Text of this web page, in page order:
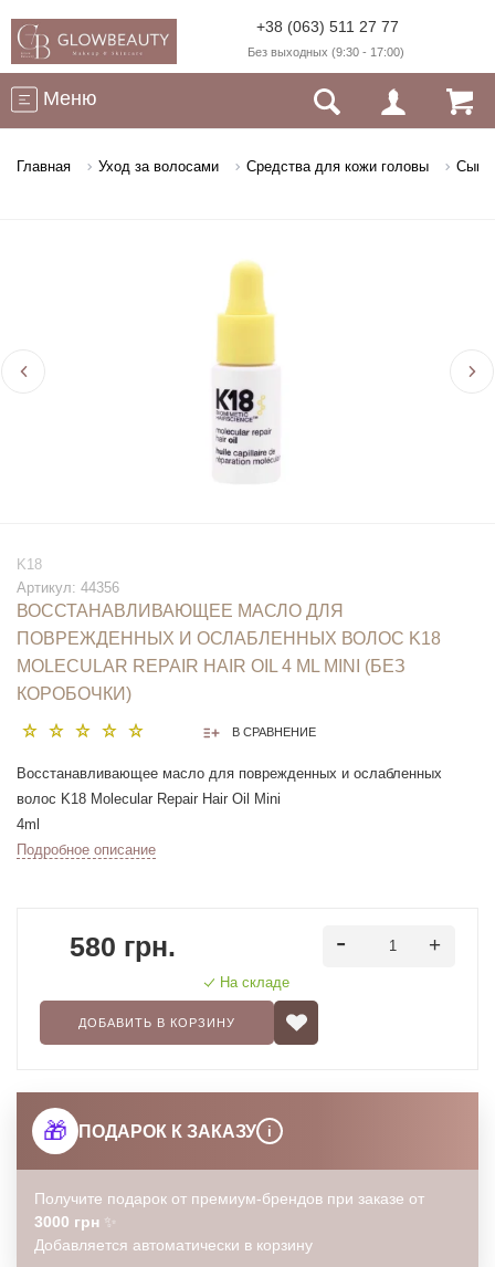
+38 (063) 511 27 77
Без выходных (9:30 - 17:00)
Меню
Главная Уход за волосами Средства для кожи головы
K18
Артикул: 44356
ВОССТАНАВЛИВАЮЩЕЕ МАСЛО ДЛЯ
ПОВРЕЖДЕННЫХ И ОСЛАБЛЕННЫХ ВОЛОС K18
MOLECULAR REPAIR HAIR OIL 4 ML MINI (БЕЗ
КОРОБОЧКИ)
В СРАВНЕНИЕ
Восстанавливающее масло для поврежденных и ослабленных
волос K18 Molecular Repair Hair Oil Mini
4ml
Подробное описание
580 грн.
На складе
ДОБАВИТЬ В КОРЗИНУ
🎁 ПОДАРОК К ЗАКАЗУ i
Получите подарок от премиум-брендов при заказе от
3000 грн ✨
Добавляется автоматически в корзину